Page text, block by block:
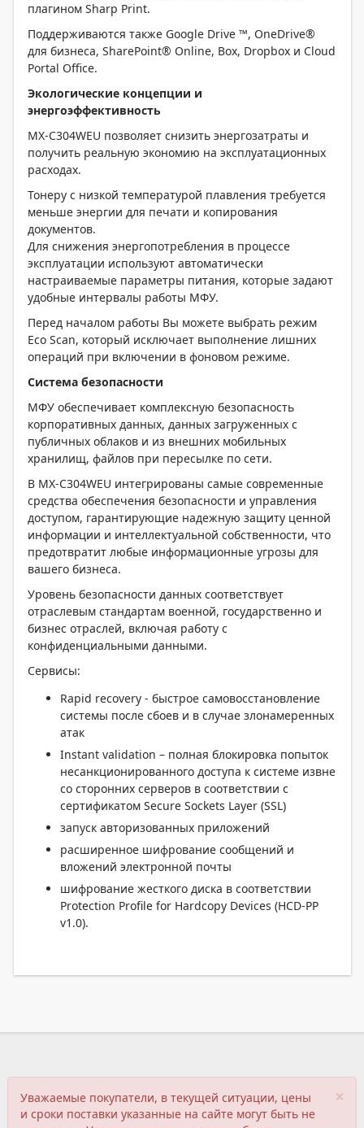
плагином Sharp Print.
Поддерживаются также Google Drive ™, OneDrive®
для бизнеса, SharePoint® Online, Box, Dropbox и Cloud
Portal Office.
Экологические концепции и
энергоэффективность
MX-C304WEU позволяет снизить энергозатраты и
получить реальную экономию на эксплуатационных
расходах.
Тонеру с низкой температурой плавления требуется
меньше энергии для печати и копирования
документов.
Для снижения энергопотребления в процессе
эксплуатации используют автоматически
настраиваемые параметры питания, которые задают
удобные интервалы работы МФУ.
Перед началом работы Вы можете выбрать режим
Eco Scan, который исключает выполнение лишних
операций при включении в фоновом режиме.
Система безопасности
МФУ обеспечивает комплексную безопасность
корпоративных данных, данных загруженных с
публичных облаков и из внешних мобильных
хранилищ, файлов при пересылке по сети.
В MX-C304WEU интегрированы самые современные
средства обеспечения безопасности и управления
доступом, гарантирующие надежную защиту ценной
информации и интеллектуальной собственности, что
предотвратит любые информационные угрозы для
вашего бизнеса.
Уровень безопасности данных соответствует
отраслевым стандартам военной, государственно и
бизнес отраслей, включая работу с
конфиденциальными данными.
Сервисы:
Rapid recovery - быстрое самовосстановление
системы после сбоев и в случае злонамеренных
атак
Instant validation – полная блокировка попыток
несанкционированного доступа к системе извне
со сторонних серверов в соответствии с
сертификатом Secure Sockets Layer (SSL)
запуск авторизованных приложений
расширенное шифрование сообщений и
вложений электронной почты
шифрование жесткого диска в соответствии
Protection Profile for Hardcopy Devices (HCD-PP
v1.0).
×
Уважаемые покупатели, в текущей ситуации, цены
и сроки поставки указанные на сайте могут быть не